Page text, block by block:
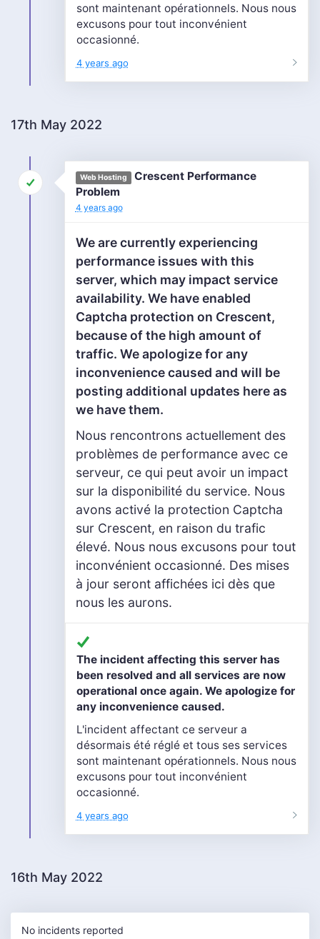
sont maintenant opérationnels. Nous nous
excusons pour tout inconvénient
occasionné.
4 years ago
17th May 2022
Web Hosting
Crescent Performance
Problem
4 years ago
We are currently experiencing
performance issues with this
server, which may impact service
availability. We have enabled
Captcha protection on Crescent,
because of the high amount of
traffic. We apologize for any
inconvenience caused and will be
posting additional updates here as
we have them.
Nous rencontrons actuellement des
problèmes de performance avec ce
serveur, ce qui peut avoir un impact
sur la disponibilité du service. Nous
avons activé la protection Captcha
sur Crescent, en raison du trafic
élevé. Nous nous excusons pour tout
inconvénient occasionné. Des mises
à jour seront affichées ici dès que
nous les aurons.
The incident affecting this server has
been resolved and all services are now
operational once again. We apologize for
any inconvenience caused.
L'incident affectant ce serveur a
désormais été réglé et tous ses services
sont maintenant opérationnels. Nous nous
excusons pour tout inconvénient
occasionné.
4 years ago
16th May 2022
No incidents reported